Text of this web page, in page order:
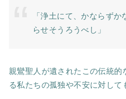
「浄土にて、かならずか
らせそうろうべし」
親鸞聖人が遺されたこの伝統的
る私たちの孤独や不安に対して